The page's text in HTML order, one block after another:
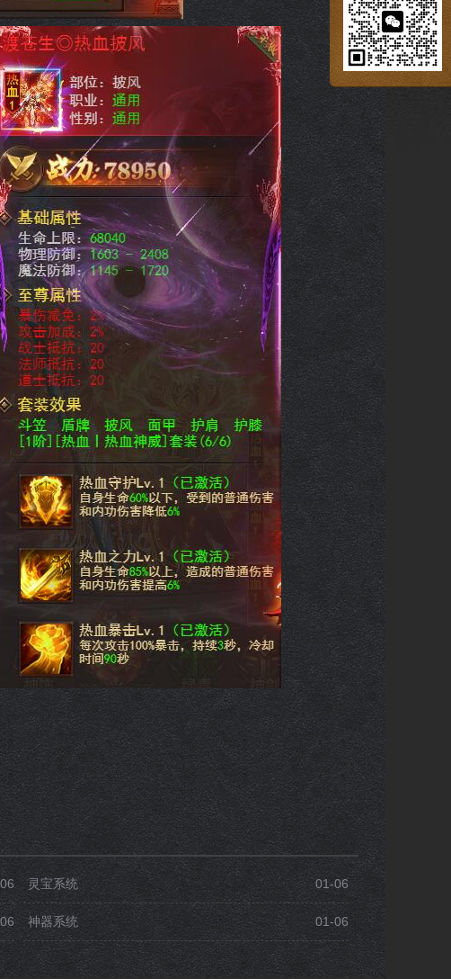
灵宝系统 01-06
神器系统 01-06